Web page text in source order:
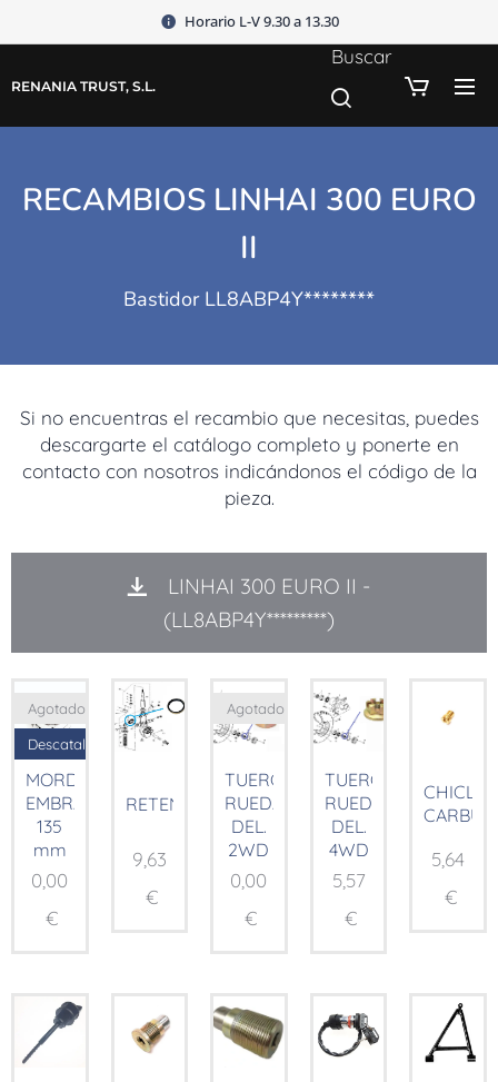
Horario L-V 9.30 a 13.30
RENANIA TRUST, S.L.
Buscar
RECAMBIOS LINHAI 300 EURO
II
Bastidor LL8ABP4Y********
Si no encuentras el recambio que necesitas, puedes
descargarte el catálogo completo y ponerte en
contacto con nosotros indicándonos el código de la
pieza.
LINHAI 300 EURO II -
(LL8ABP4Y*********)
MORDAZA
EMBRAGUE
135
mm
Agotado
Descatalogado
0,00
€
RETEN
9,63
€
TUERCA
RUEDA
DEL.
2WD
Agotado
0,00
€
TUERCA
RUEDA
DEL.
4WD
5,57
€
CHICLE
5,64
€